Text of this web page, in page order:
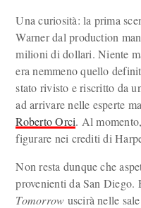
Una curiosità: la prima
Warner dal production
milioni di dollari. Niente
era nemmeno quello
stato rivisto e riscritto da
ad arrivare nelle esperte
Roberto Orci. Al
figurare nei crediti di
Non resta dunque che
provenienti da San Diego.
Tomorrow uscirà nelle